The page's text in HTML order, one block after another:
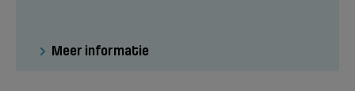
Meer informatie